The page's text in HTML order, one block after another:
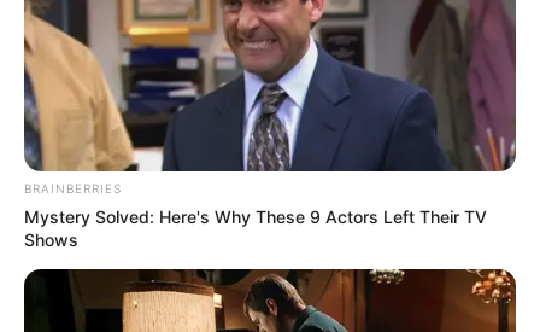
BRAINBERRIES
Mystery Solved: Here's Why These 9 Actors Left Their TV
Shows